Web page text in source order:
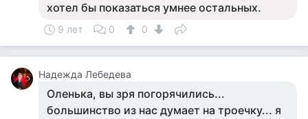
хотел бы показаться умнее остальных.
9 лет 0 0
Надежда Лебедева
Оленька, вы зря погорячились...
большинство из нас думает на троечку... я